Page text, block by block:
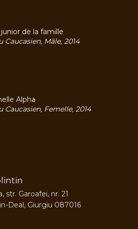
de la famille
Caucasien, Mâle, 2014
Alpha
Caucasien, Femelle, 2014
str. Garoafei, nr. 21
Deal, Giurgiu 087016